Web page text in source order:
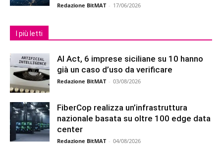
Redazione BitMAT - 17/06/2026
I più letti
AI Act, 6 imprese siciliane su 10 hanno
già un caso d’uso da verificare
Redazione BitMAT - 03/08/2026
FiberCop realizza un’infrastruttura
nazionale basata su oltre 100 edge data
center
Redazione BitMAT - 04/08/2026